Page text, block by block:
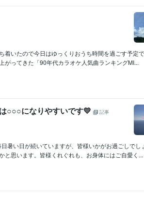
着いたので今日はゆっくりおうち時間を過ごす予定
がってきた「90年代カラオケ人気曲ランキングMI...
○○○になりやすいです💛
記事
暑い日が続いていますが、皆様いかがお過ごしでし
と思います。皆様くれぐれも、お身体にはご自愛く...